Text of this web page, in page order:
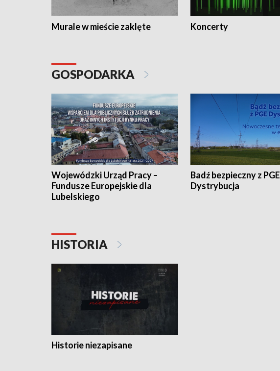
Murale w mieście zaklęte Koncerty
GOSPODARKA
Wojewódzki Urząd Pracy –
Fundusze Europejskie dla
Lubelskiego
Badź bezpieczny z PGE
Dystrybucja
HISTORIA
Historie niezapisane